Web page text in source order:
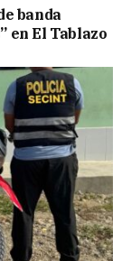
banda
en El Tablazo